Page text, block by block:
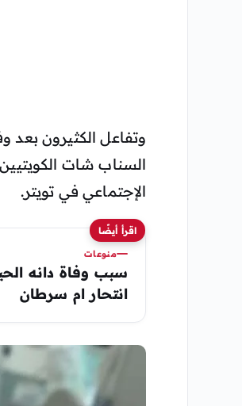
وتفاعل الكثيرون
السناب شات
الإجتماعي في تويتر.
اقرأ أيضًا
منوعات
سبب وفاة دانه
انتحار ام سرطان